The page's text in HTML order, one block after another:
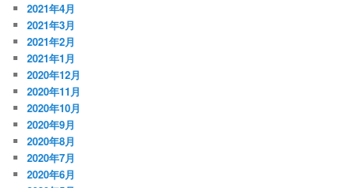
2021年4月
2021年3月
2021年2月
2021年1月
2020年12月
2020年11月
2020年10月
2020年9月
2020年8月
2020年7月
2020年6月